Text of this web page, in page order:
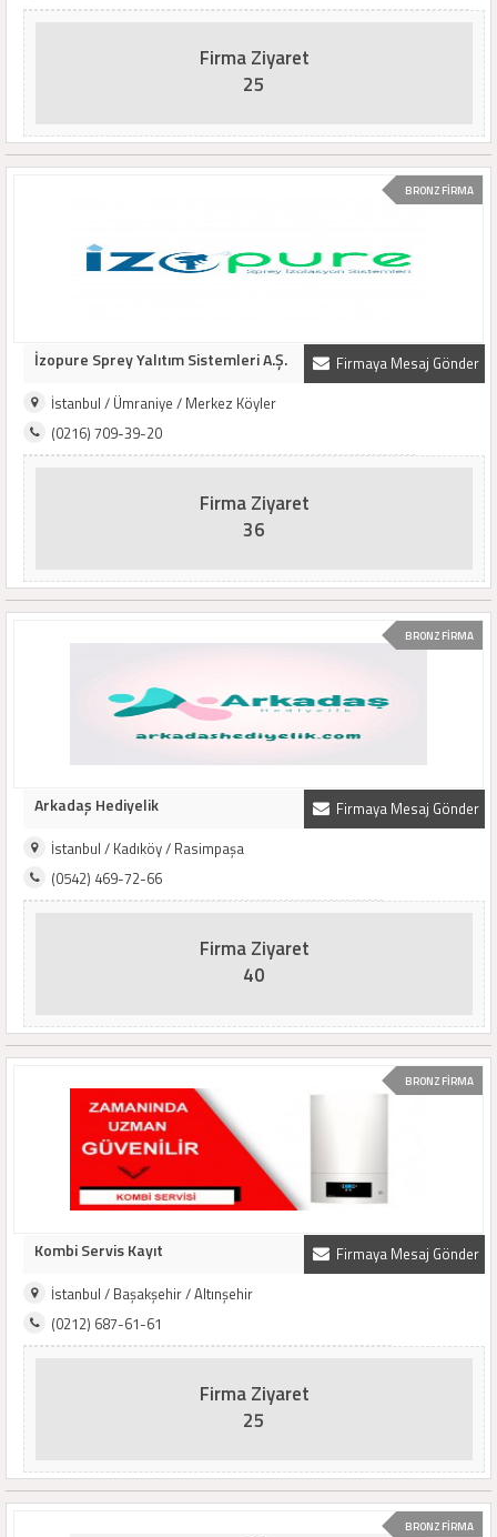
Firma Ziyaret
25
BRONZ FİRMA
Firmaya Mesaj Gönder
İzopure Sprey Yalıtım Sistemleri A.Ş.
İstanbul / Ümraniye / Merkez Köyler
(0216) 709-39-20
Firma Ziyaret
36
BRONZ FİRMA
Firmaya Mesaj Gönder
Arkadaş Hediyelik
İstanbul / Kadıköy / Rasimpaşa
(0542) 469-72-66
Firma Ziyaret
40
BRONZ FİRMA
Firmaya Mesaj Gönder
Kombi Servis Kayıt
İstanbul / Başakşehir / Altınşehir
(0212) 687-61-61
Firma Ziyaret
25
BRONZ FİRMA